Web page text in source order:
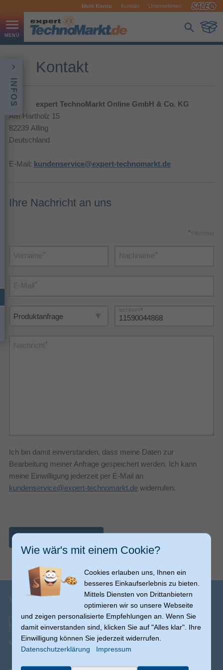
Mein Konto Kontakt Unternehmen
INFOS
Kontakt
expert TechnoMarkt Online GmbH & Co. KG
Am Hartholz 15
82239 Alling
Deutschland
E-Mail: kundenservice@expert-technomarkt.de
Ihre Nachricht an uns
*
Vorname* Nachname*
E-Mail*
*
Nachricht*
Ich bin damit einverstanden, dass meine Daten zur
Bearbeitung meiner Anfrage gespeichert werden. Ich kann
meine Einwilligung jederzeit per E-Mail an
kundenservice@expert-technomarkt.de widerrufen.
Versandinfos
Versand ab € 0,00(Ausnahmen möglich)
Wie wär's mit einem Cookie?
Cookies erlauben uns, Ihnen ein
besseres Einkaufserlebnis zu bieten.
Mittels Diensten von Drittanbietern
optimieren wir so unsere Webseite
und zeigen personalisierte Empfehlungen an. Wenn Sie
damit einverstanden sind, klicken Sie auf "Alles klar". Ihre
Einwilligung können Sie jederzeit widerrufen.
Datenschutzerklärung
Impressum